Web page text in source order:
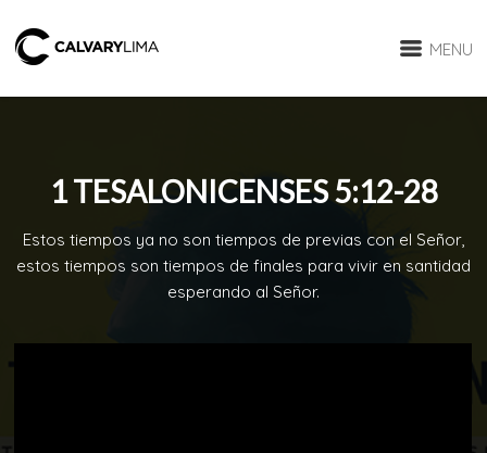
MENU
1 TESALONICENSES 5:12-28
Estos tiempos ya no son tiempos de previas con el Señor,
estos tiempos son tiempos de finales para vivir en santidad
esperando al Señor.